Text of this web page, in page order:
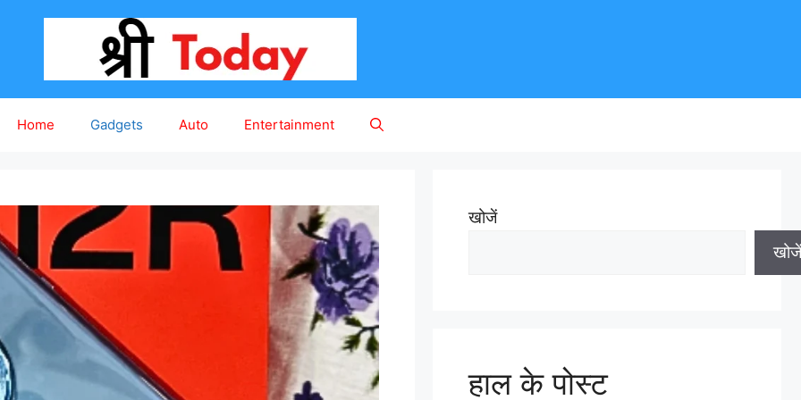
Home Gadgets Auto Entertainment
खोजें
खोजें
हाल के पोस्ट